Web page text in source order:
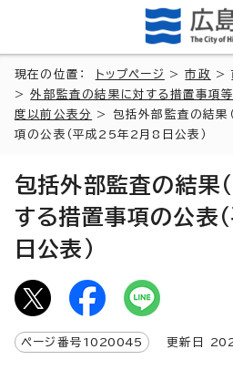
現在の位置： トップページ >市政 >
>外部監査の結果に対する措置事項等
度以前公表分 > 包括外部監査の結果
項の公表（平成25年2月8日公表）
包括外部監査の結果
する措置事項の公表
日公表）
ページ番号 1020045 更新日